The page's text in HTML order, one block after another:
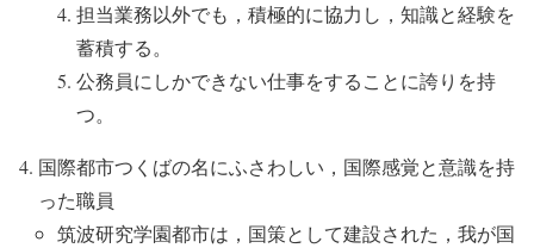
担当業務以外でも，積極的に協力し，知識と経験を
蓄積する。
公務員にしかできない仕事をすることに誇りを持
つ。
国際都市つくばの名にふさわしい，国際感覚と意識を持
った職員
筑波研究学園都市は，国策として建設された，我が国